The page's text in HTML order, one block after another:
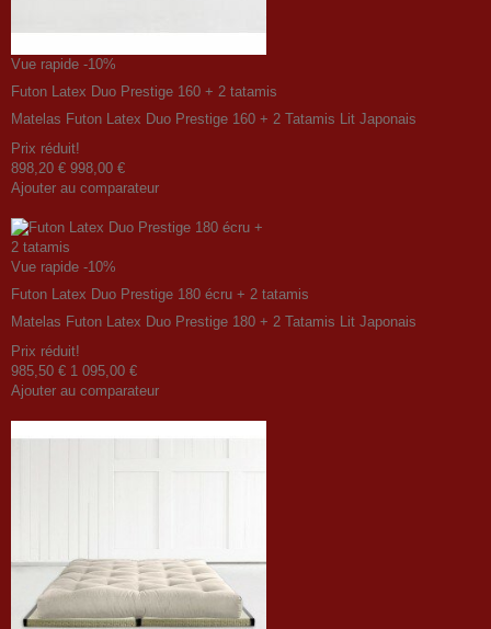
Vue rapide -10%
Futon Latex Duo Prestige 160 + 2 tatamis
Matelas Futon Latex Duo Prestige 160 + 2 Tatamis Lit Japonais
Prix ​​réduit!
898,20 € 998,00 €
Ajouter au comparateur
Vue rapide -10%
Futon Latex Duo Prestige 180 écru + 2 tatamis
Matelas Futon Latex Duo Prestige 180 + 2 Tatamis Lit Japonais
Prix ​​réduit!
985,50 € 1 095,00 €
Ajouter au comparateur